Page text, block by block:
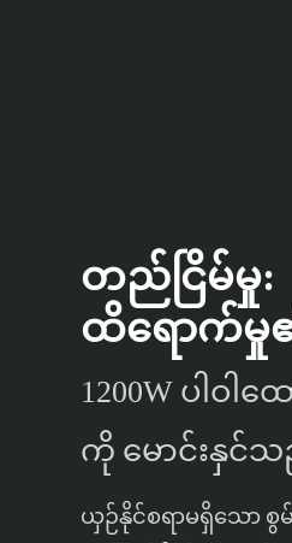
တည်ငြိမ်မှု:
ထိရောက်
1200W ပါဝ
ကို မောင်းနှင်
ယှဉ်နိုင်စရာမရှိသော